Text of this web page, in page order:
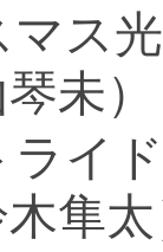
ス
未）
イ
隼